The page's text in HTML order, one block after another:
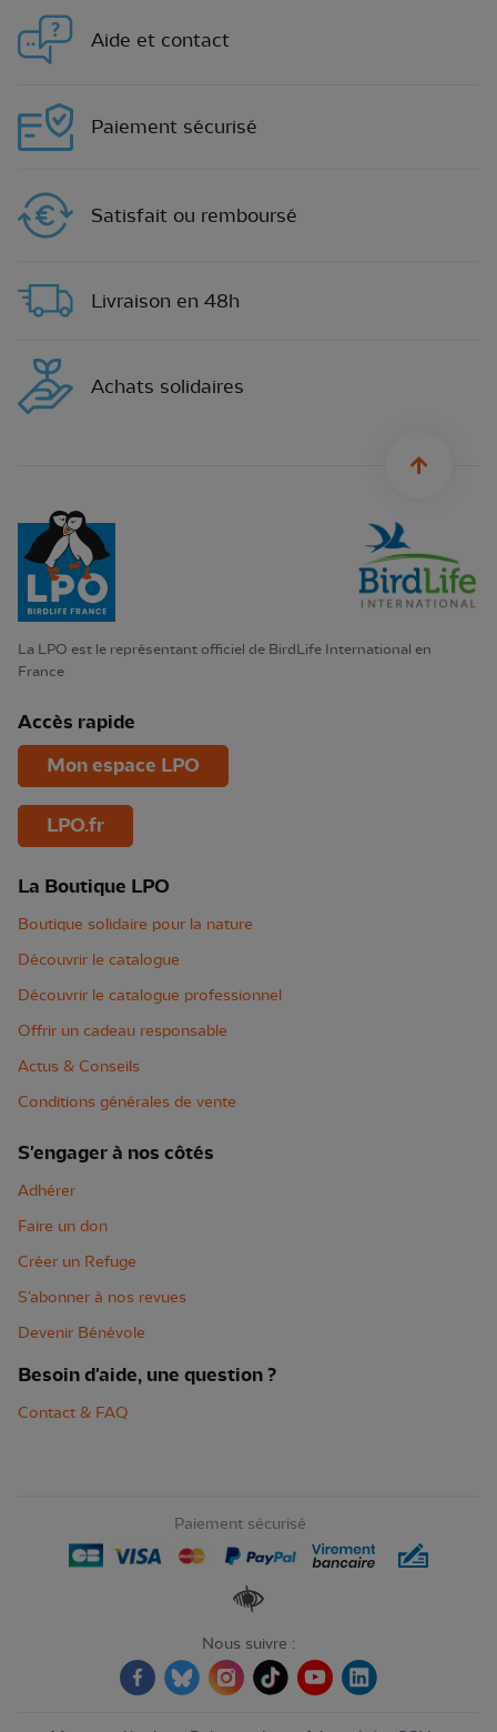
Aide et contact
Paiement sécurisé
Satisfait ou remboursé
Livraison en 48h
Achats solidaires
La LPO est le représentant officiel de BirdLife International en
France
Accès rapide
Mon espace LPO
LPO.fr
La Boutique LPO
Boutique solidaire pour la nature
Découvrir le catalogue
Découvrir le catalogue professionnel
Offrir un cadeau responsable
Actus & Conseils
Conditions générales de vente
S'engager à nos côtés
Adhérer
Faire un don
Créer un Refuge
S'abonner à nos revues
Devenir Bénévole
Besoin d'aide, une question ?
Contact & FAQ
Paiement sécurisé
Renforcer les contrastes
Nous suivre :